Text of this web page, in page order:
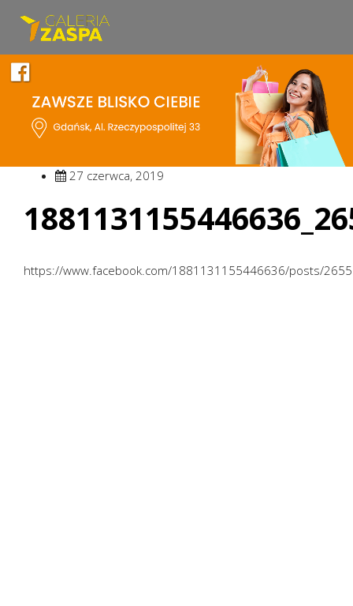
27 czerwca, 2019
https://www.facebook.com/1881131155446636/posts/